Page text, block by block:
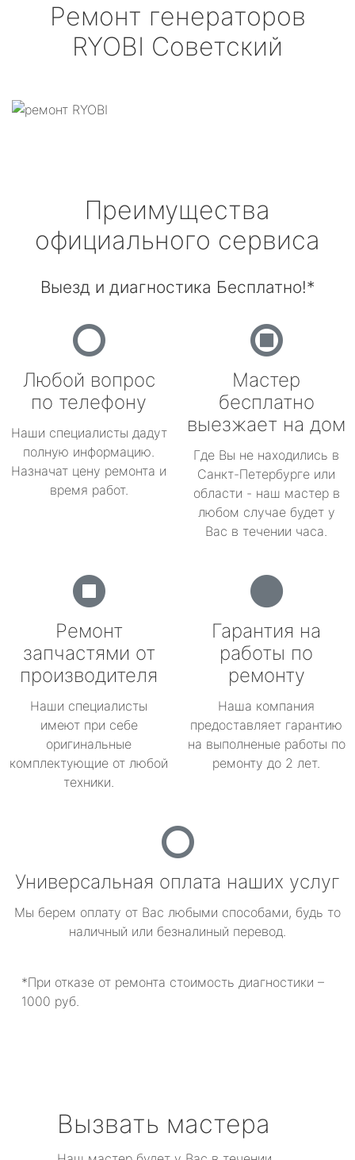
Ремонт генераторов
RYOBI Советский
Преимущества
официального сервиса
Выезд и диагностика Бесплатно!*
Любой вопрос
по телефону
Наши специалисты дадут
полную информацию.
Назначат цену ремонта и
время работ.
Мастер
бесплатно
выезжает на дом
Где Вы не находились в
Санкт-Петербурге или
области - наш мастер в
любом случае будет у
Вас в течении часа.
Ремонт
запчастями от
производителя
Наши специалисты
имеют при себе
оригинальные
комплектующие от любой
техники.
Гарантия на
работы по
ремонту
Наша компания
предоставляет гарантию
на выполненые работы по
ремонту до 2 лет.
Универсальная оплата наших услуг
Мы берем оплату от Вас любыми способами, будь то
наличный или безналиный перевод.
*При отказе от ремонта стоимость диагностики –
1000 руб.
Вызвать мастера